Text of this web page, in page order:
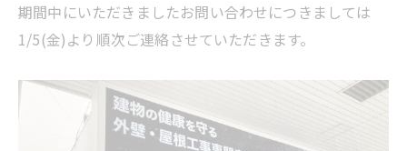
期間中にいただきましたお問い合わせにつきましては
1/5(金)より順次ご連絡させていただきます。